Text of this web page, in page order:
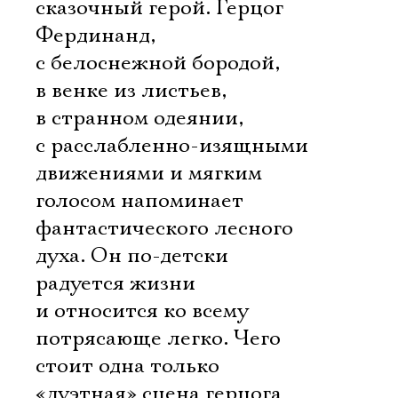
сказочный герой. Герцог
Фердинанд,
с белоснежной бородой,
в венке из листьев,
в странном одеянии,
с расслабленно-изящными
движениями и мягким
голосом напоминает
фантастического лесного
духа. Он по-детски
радуется жизни
и относится ко всему
потрясающе легко. Чего
стоит одна только